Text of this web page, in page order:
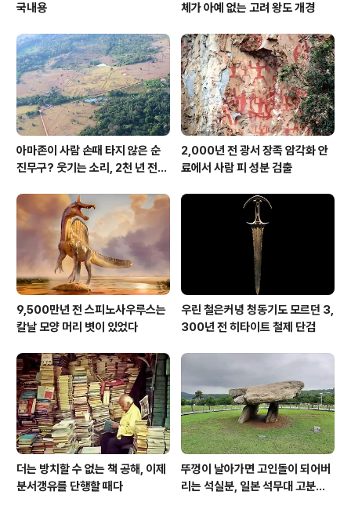
국내용
체가 아예 없는 고려 왕도 개경
아마존이 사람 손때 타지 않은 순
진무구? 웃기는 소리, 2천 년 전에
2,000년 전 광서 장족 암각화 안
료에서 사람 피 성분 검출
9,500만년 전 스피노사우루스는
칼날 모양 머리 볏이 있었다
우린 철은커녕 청동기도 모르던 3,
300년 전 히타이트 철제 단검
더는 방치할 수 없는 책 공해, 이제
분서갱유를 단행할 때다
뚜껑이 날아가면 고인돌이 되어버
리는 석실분, 일본 석무대 고분의